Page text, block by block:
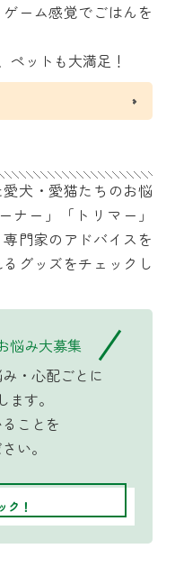
ーム感覚でごはんを
ペットも大満足！
犬・愛猫たちのお悩
ナー」「トリマー」
門家のアドバイスを
グッズをチェックし
悩み大募集
・心配ごとに
す。
ことを
い。
ク！